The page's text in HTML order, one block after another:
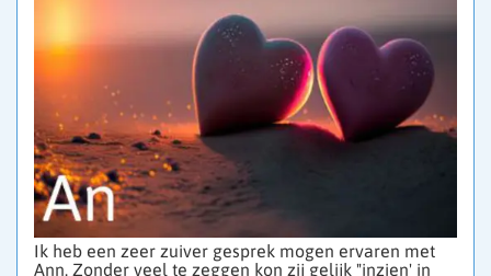
Ik heb een zeer zuiver gesprek mogen ervaren met
Ann. Zonder veel te zeggen kon zij gelijk "inzien' in